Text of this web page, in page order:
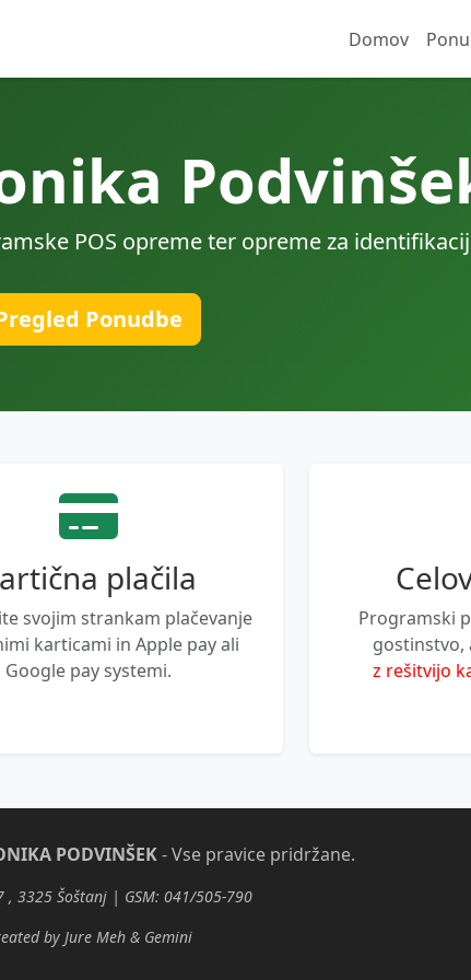
Domov
POS opreme ter opreme za
Ponudbe
plačila
svojim strankam plačevanje
karticami in Apple pay ali
Google pay systemi.
Programski
gostinstvo,
z rešitvijo
PODVINŠEK- Vse pravice pridržane.
, 3325 Šoštanj | GSM: 041/505-790
by Jure Meh & Gemini